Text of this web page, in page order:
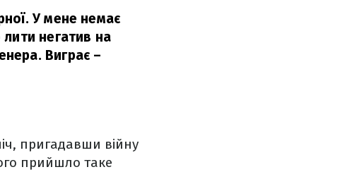
У мене немає
лити негатив на
Виграє –
пригадавши війну
прийшло таке